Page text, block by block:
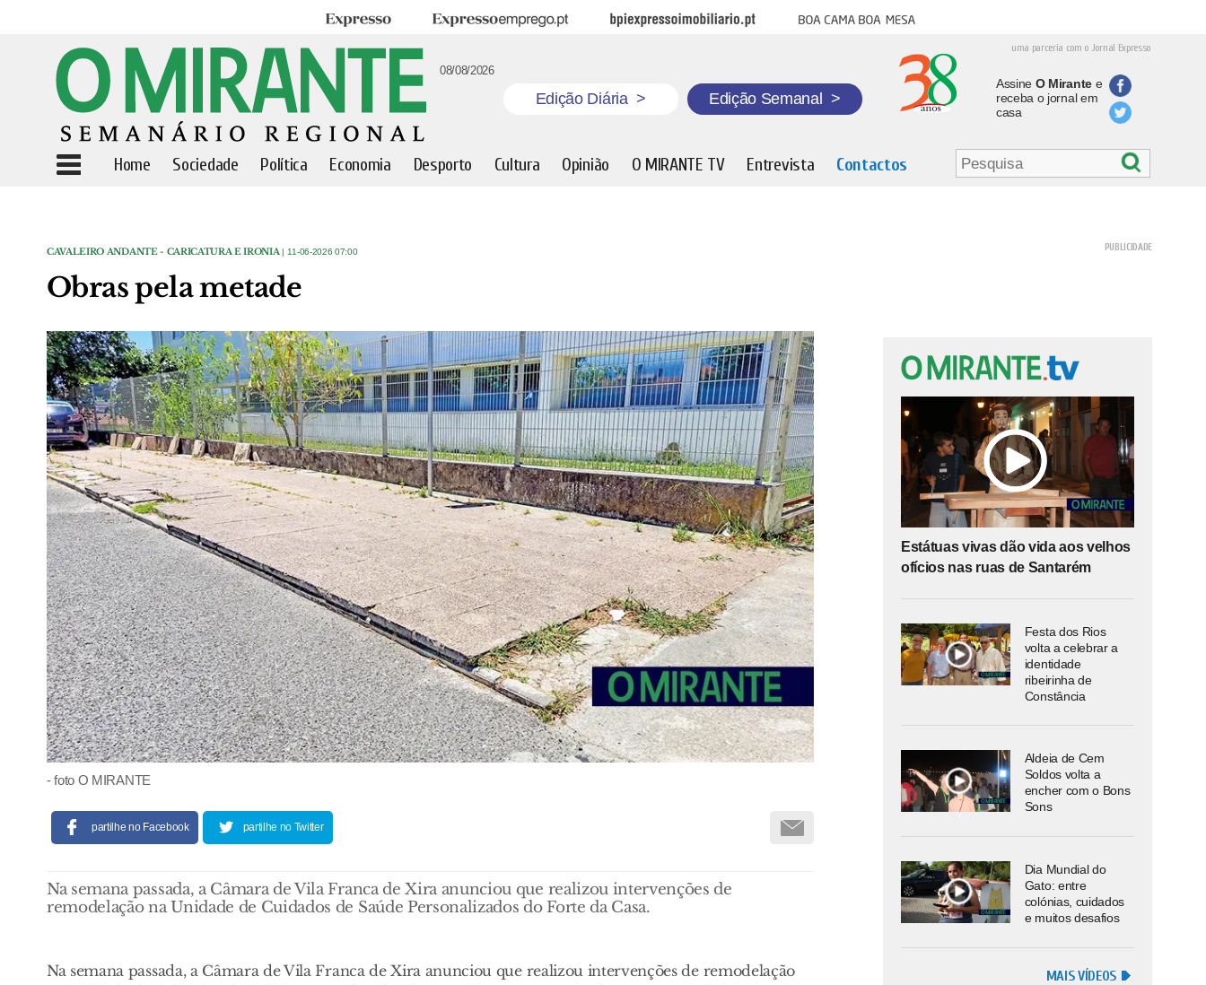
Expresso Expresso Emprego BPI Expresso Imobiliário Boa cama boa mesa
uma parceria com o Jornal Expresso
08/08/2026
Edição Diária > Edição Semanal >
Assine O Mirantee
receba o jornal em
casa
Home Sociedade Política Economia Desporto Cultura Opinião O MIRANTE TV Entrevista Contactos
CAVALEIRO ANDANTE - CARICATURA E IRONIA | 11-06-2026 07:00
Obras pela metade
- foto O MIRANTE
partilhe no Facebook partilhe no Twitter
Na semana passada, a Câmara de Vila Franca de Xira anunciou que realizou intervenções de
remodelação na Unidade de Cuidados de Saúde Personalizados do Forte da Casa.
Na semana passada, a Câmara de Vila Franca de Xira anunciou que realizou intervenções de remodelação
Estátuas vivas dão vida aos velhos
ofícios nas ruas de Santarém
Festa dos Rios
volta a celebrar a
identidade
ribeirinha de
Constância
Aldeia de Cem
Soldos volta a
encher com o Bons
Sons
Dia Mundial do
Gato: entre
colónias, cuidados
e muitos desafios
MAIS VÍDEOS